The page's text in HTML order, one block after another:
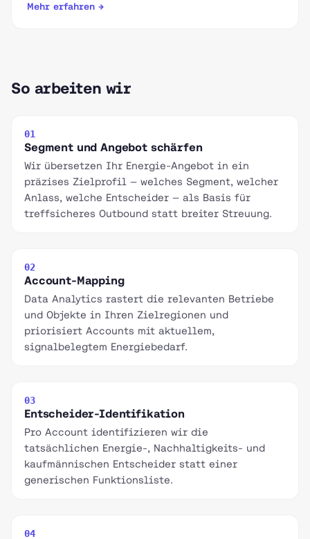
Mehr erfahren →
So arbeiten wir
01
Segment und Angebot schärfen
Wir übersetzen Ihr Energie-Angebot in ein
präzises Zielprofil — welches Segment, welcher
Anlass, welche Entscheider — als Basis für
treffsicheres Outbound statt breiter Streuung.
02
Account-Mapping
Data Analytics rastert die relevanten Betriebe
und Objekte in Ihren Zielregionen und
priorisiert Accounts mit aktuellem,
signalbelegtem Energiebedarf.
03
Entscheider-Identifikation
Pro Account identifizieren wir die
tatsächlichen Energie-, Nachhaltigkeits- und
kaufmännischen Entscheider statt einer
generischen Funktionsliste.
04